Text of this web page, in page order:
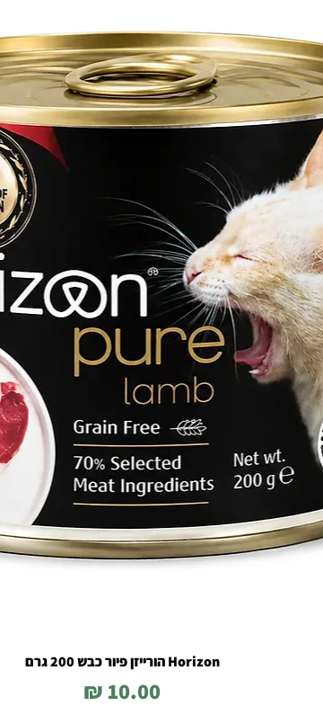
Horizon הורייזן פיור כבש 200 גרם
מחיר